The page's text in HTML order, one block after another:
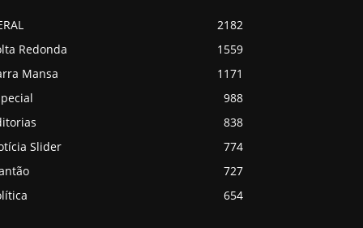
2182
Redonda
1559
Mansa
1171
988
838
Slider
774
727
654